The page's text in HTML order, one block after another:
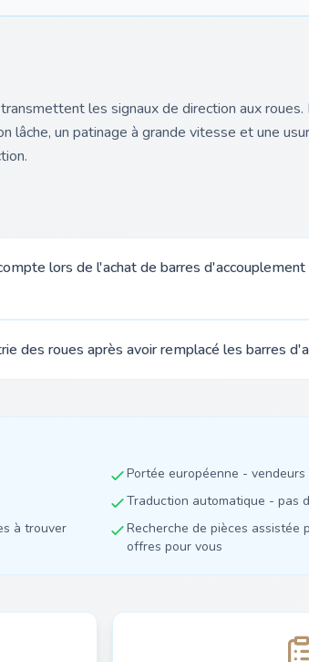
les signaux de direction aux
lâche, un patinage à grande vitesse et une
lors de l'achat de barres
des roues après avoir remplacé les barres
Portée européenne - vendeurs
Traduction automatique - pas
à trouver
Recherche de pièces assistée
offres pour vous